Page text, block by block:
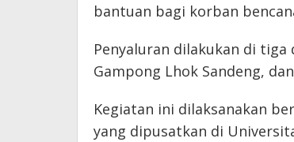
bantuan bagi korban
Penyaluran dilakukan di tiga
Gampong Lhok Sandeng,
Kegiatan ini dilaksanakan
yang dipusatkan di